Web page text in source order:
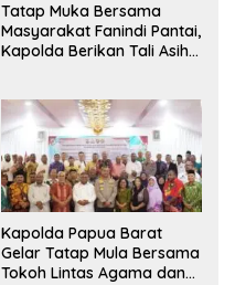
Tatap Muka Bersama
Masyarakat Fanindi Pantai,
Kapolda Berikan Tali Asih
Kapolda Papua Barat
Gelar Tatap Mula Bersama
Tokoh Lintas Agama dan